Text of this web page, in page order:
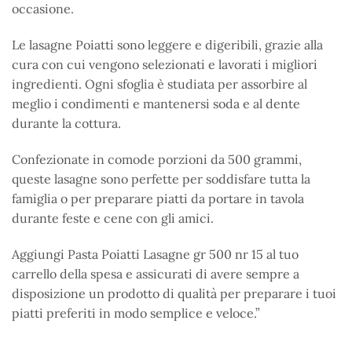
occasione.
Le lasagne Poiatti sono leggere e digeribili, grazie alla
cura con cui vengono selezionati e lavorati i migliori
ingredienti. Ogni sfoglia è studiata per assorbire al
meglio i condimenti e mantenersi soda e al dente
durante la cottura.
Confezionate in comode porzioni da 500 grammi,
queste lasagne sono perfette per soddisfare tutta la
famiglia o per preparare piatti da portare in tavola
durante feste e cene con gli amici.
Aggiungi Pasta Poiatti Lasagne gr 500 nr 15 al tuo
carrello della spesa e assicurati di avere sempre a
disposizione un prodotto di qualità per preparare i tuoi
piatti preferiti in modo semplice e veloce.”